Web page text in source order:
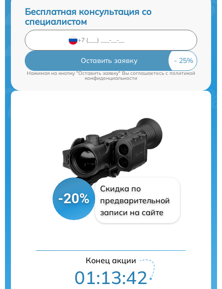
Бесплатная консультация со
специалистом
Оставить заявку
Нажимая на кнопку "Оставить заявку" Вы соглашаетесь cполитикой
конфиденциальности
-20%
Скидка по
предварительной
записи на сайте
Конец акции
01:13:41